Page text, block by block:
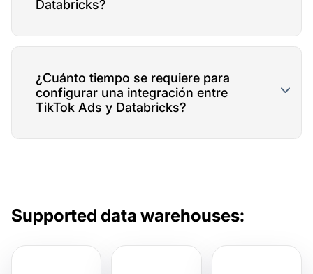
Databricks?
¿Cuánto tiempo se requiere para
configurar una integración entre
TikTok Ads y Databricks?
Supported data warehouses: